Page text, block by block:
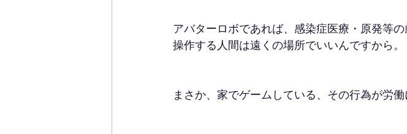
アバターロボであれば、感染症医療・原発等
操作する人間は遠くの場所でいいんですから。
まさか、家でゲームしている、その行為が労